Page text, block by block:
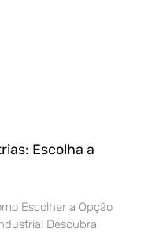
Escolha a
Escolher a Opção
Descubra